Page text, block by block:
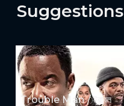
Suggestions
Trouble Man / ট্রাবল